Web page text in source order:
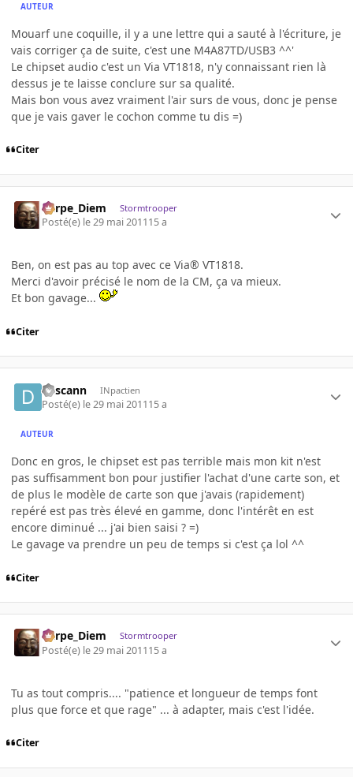
AUTEUR
Mouarf une coquille, il y a une lettre qui a sauté à l'écriture, je
vais corriger ça de suite, c'est une M4A87TD/USB3 ^^'
Le chipset audio c'est un Via VT1818, n'y connaissant rien là
dessus je te laisse conclure sur sa qualité.
Mais bon vous avez vraiment l'air surs de vous, donc je pense
que je vais gaver le cochon comme tu dis =)
Citer
Carpe_Diem Stormtrooper
Posté(e) le 29 mai 201115 a
Ben, on est pas au top avec ce Via® VT1818.
Merci d'avoir précisé le nom de la CM, ça va mieux.
Et bon gavage...
Citer
descann INpactien
Posté(e) le 29 mai 201115 a
AUTEUR
Donc en gros, le chipset est pas terrible mais mon kit n'est
pas suffisamment bon pour justifier l'achat d'une carte son, et
de plus le modèle de carte son que j'avais (rapidement)
repéré est pas très élevé en gamme, donc l'intérêt en est
encore diminué ... j'ai bien saisi ? =)
Le gavage va prendre un peu de temps si c'est ça lol ^^
Citer
Carpe_Diem Stormtrooper
Posté(e) le 29 mai 201115 a
Tu as tout compris.... "patience et longueur de temps font
plus que force et que rage" ... à adapter, mais c'est l'idée.
Citer